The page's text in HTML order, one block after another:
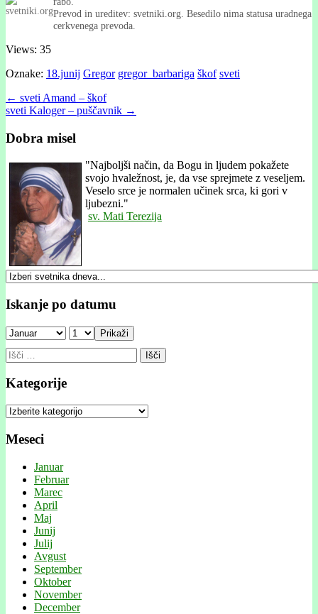
Prevod in ureditev: svetniki.org. Besedilo nima statusa uradnega
cerkvenega prevoda.
Views: 35
Oznake: 18.junij Gregor gregor_barbariga škof sveti
Post
navigation
← sveti Amand – škof
sveti Kaloger – puščavnik →
Dobra misel
"Najboljši način, da Bogu in ljudem pokažete
svojo hvaležnost, je, da vse sprejmete z veseljem.
Veselo srce je normalen učinek srca, ki gori v
ljubezni."
sv. Mati Terezija
Iskanje po datumu
Prikaži
Išči:
Kategorije
Kategorije
Meseci
Januar
Februar
Marec
April
Maj
Junij
Julij
Avgust
September
Oktober
November
December